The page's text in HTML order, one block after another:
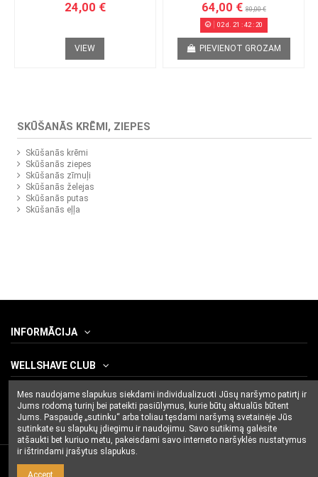
24,00 €
VIEW
64,00 € 80,00 €
02d. 21 :42:20
PIEVIENOT GROZAM
SKŪŠANĀS KRĒMI, ZIEPES
Skūšanās krēmi
Skūšanās ziepes
Skūšanās zīmuļi
Skūšanās želejas
Skūšanās putas
Skūšanās eļļa
INFORMĀCIJA
WELLSHAVE CLUB
CONTACT US
Mes naudojame slapukus siekdami individualizuoti Jūsų naršymo patirtį ir
Jums rodomą turinį bei pateikti pasiūlymus, kurie būtų aktualūs būtent
Jums. Paspaudę „sutinku“ arba toliau tęsdami naršymą svetainėje Jūs
sutinkate su slapukų įdiegimu ir naudojimu. Savo sutikimą galėsite
atšaukti bet kuriuo metu, pakeisdami savo interneto naršyklės nustatymus
ir ištrindami įrašytus slapukus.
Accept